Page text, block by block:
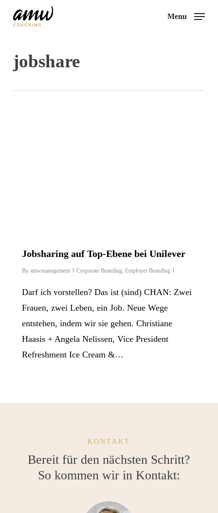
content
Menu
jobshare
Jobsharing auf Top-Ebene bei Unilever
By amwmanagement Corporate Branding, Employer Branding
Darf ich vorstellen? Das ist (sind) CHAN: Zwei
Frauen, zwei Leben, ein Job. Neue Wege
entstehen, indem wir sie gehen. Christiane
Haasis + Angela Nelissen, Vice President
Refreshment Ice Cream &…
KONTAKT
Bereit für den nächsten Schritt?
So kommen wir in Kontakt: